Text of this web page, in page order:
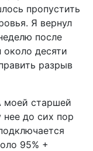
пропустить
Я вернул
после
около десяти
разрыв
моей старшей
до сих пор
95% +